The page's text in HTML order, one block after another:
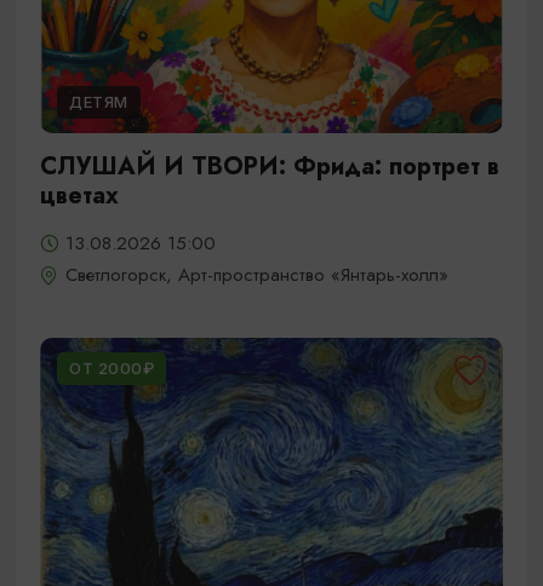
ДЕТЯМ
СЛУШАЙ И ТВОРИ: Фрида: портрет в
цветах
13.08.2026 15:00
Светлогорск, Арт-пространство «Янтарь-холл»
ОТ 2000₽